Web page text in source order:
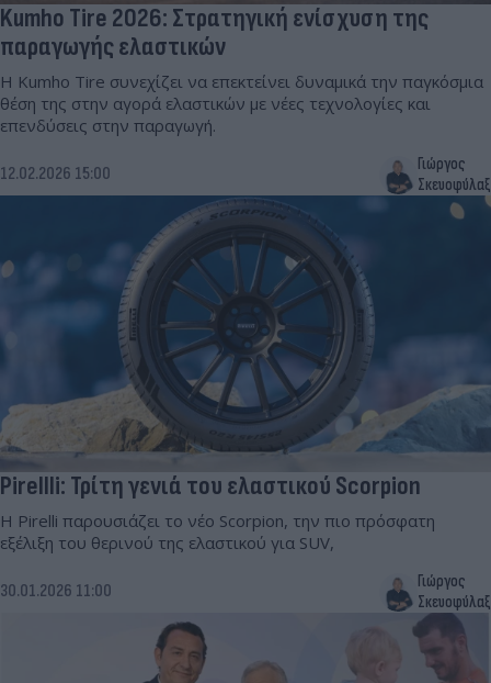
Kumho Tire 2026: Στρατηγική ενίσχυση της
παραγωγής ελαστικών
Η Kumho Tire συνεχίζει να επεκτείνει δυναμικά την παγκόσμια
θέση της στην αγορά ελαστικών με νέες τεχνολογίες και
επενδύσεις στην παραγωγή.
12.02.2026 15:00
Γιώργος
Σκευοφύλαξ
Pirellli: Τρίτη γενιά του ελαστικού Scorpion
Η Pirelli παρουσιάζει το νέο Scorpion, την πιο πρόσφατη
εξέλιξη του θερινού της ελαστικού για SUV,
30.01.2026 11:00
Γιώργος
Σκευοφύλαξ